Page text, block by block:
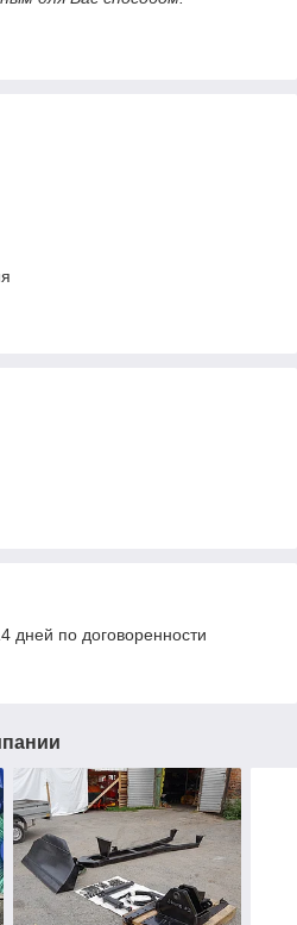
дней по договоренности